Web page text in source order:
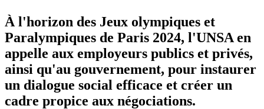
À l'horizon des Jeux olympiques et
Paralympiques de Paris 2024, l'UNSA en
appelle aux employeurs publics et privés,
ainsi qu'au gouvernement, pour instaurer
un dialogue social efficace et créer un
cadre propice aux négociations.